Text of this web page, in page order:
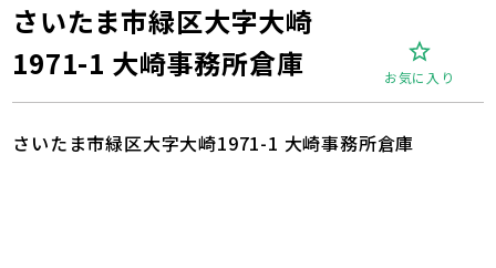
さいたま市緑区大字大崎
1971-1 大崎事務所倉庫
お気に入り
さいたま市緑区大字大崎1971-1 大崎事務所倉庫